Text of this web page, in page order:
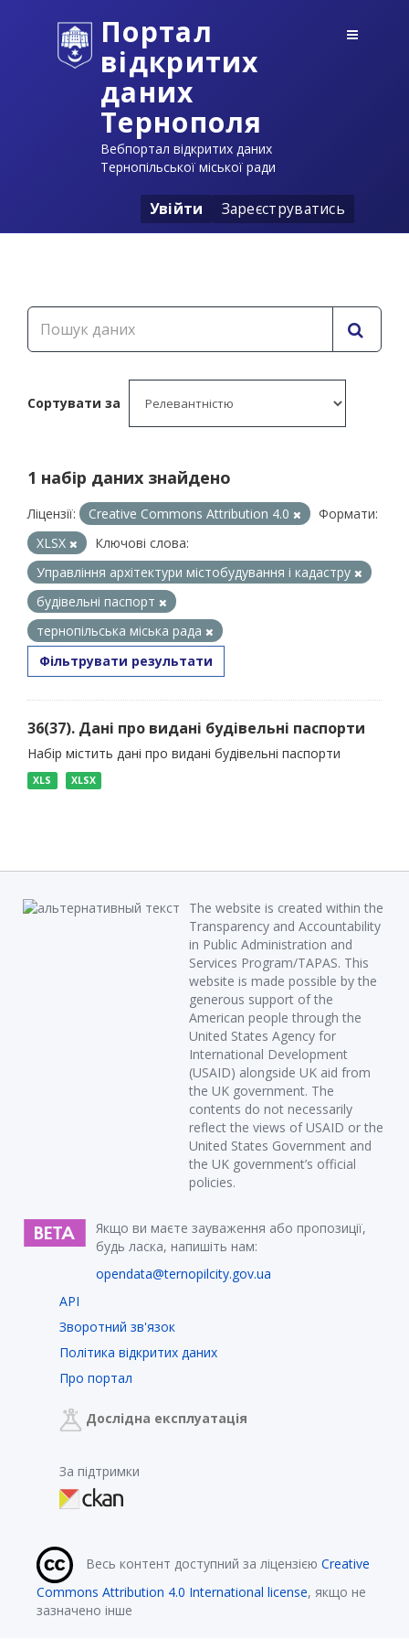
Портал
відкритих
даних
Тернополя
Вебпортал відкритих даних
Тернопільської міської ради
Увійти Зареєструватись
Сортувати за
1 набір даних знайдено
Ліцензії: Creative Commons Attribution 4.0
Формати:
XLSX
Ключові слова:
Управління архітектури містобудування і кадастру
будівельні паспорт
тернопільська міська рада
Фільтрувати результати
36(37). Дані про видані будівельні паспорти
Набір містить дані про видані будівельні паспорти
XLS XLSX
The website is created within the
Transparency and Accountability
in Public Administration and
Services Program/TAPAS. This
website is made possible by the
generous support of the
American people through the
United States Agency for
International Development
(USAID) alongside UK aid from
the UK government. The
contents do not necessarily
reflect the views of USAID or the
United States Government and
the UK government’s official
policies.
Якщо ви маєте зауваження або пропозиції,
будь ласка, напишіть нам:
opendata@ternopilcity.gov.ua
API
Зворотний зв'язок
Політика відкритих даних
Про портал
Дослідна експлуатація
За підтримки
Весь контент доступний за ліцензією Creative
Commons Attribution 4.0 International license, якщо не
зазначено інше